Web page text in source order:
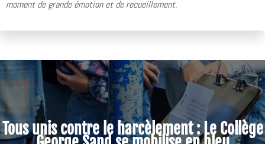
moment de grande émotion et de recueillement.
Tous unis contre le harcèlement : Le Collège